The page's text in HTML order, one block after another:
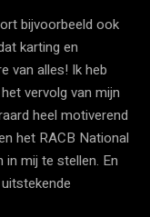
bijvoorbeeld ook
karting en
van alles! Ik heb
vervolg van mijn
heel motiverend
het RACB National
mij te stellen. En